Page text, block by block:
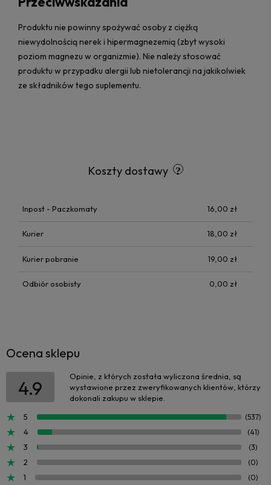
Produktu nie powinny spożywać osoby z ciężką
niewydolnością nerek i hipermagnezemią (zbyt wysoki
poziom magnezu w organizmie). Nie należy stosować
produktu w przypadku alergii lub nietolerancji na jakikolwiek
ze składników tego suplementu.
Koszty dostawy
Inpost - Paczkomaty 16,00 zł
Kurier 18,00 zł
Kurier pobranie 19,00 zł
Odbiór osobisty 0,00 zł
Ocena sklepu
4.9
Opinie, z których została wyliczona średnia, są
wystawione przez zweryfikowanych klientów, którzy
dokonali zakupu w sklepie.
5
(537)
4 (41)
3 (3)
2 (0)
1 (0)